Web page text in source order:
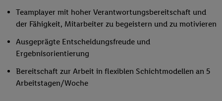
Teamplayer mit hoher Verantwortungsbereitschaft und
der Fähigkeit, Mitarbeiter zu begeistern und zu motivieren
Ausgeprägte Entscheidungsfreude und
Ergebnisorientierung
Bereitschaft zur Arbeit in flexiblen Schichtmodellen an 5
Arbeitstagen/Woche